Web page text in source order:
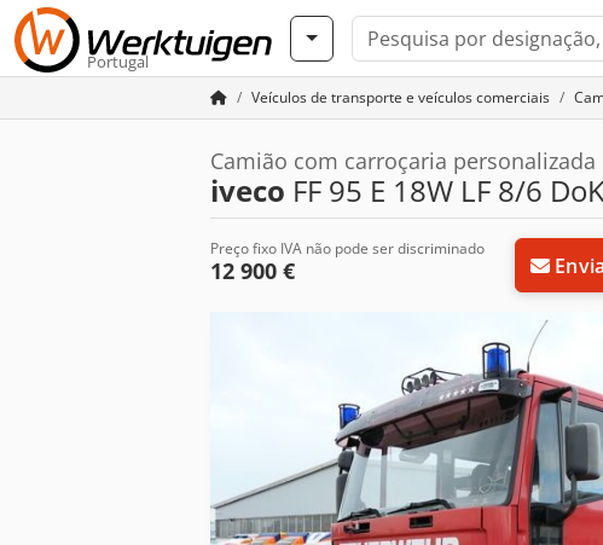
Portugal
Veículos de transporte e veículos comerciais
Camião com carroçaria personalizada
iveco FF 95 E 18W LF 8/6
Preço fixo IVA não pode ser discriminado
12 900 €